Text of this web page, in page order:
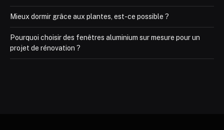
Mieux dormir grâce aux plantes, est-ce possible ?
Pourquoi choisir des fenêtres aluminium sur mesure pour un
projet de rénovation ?